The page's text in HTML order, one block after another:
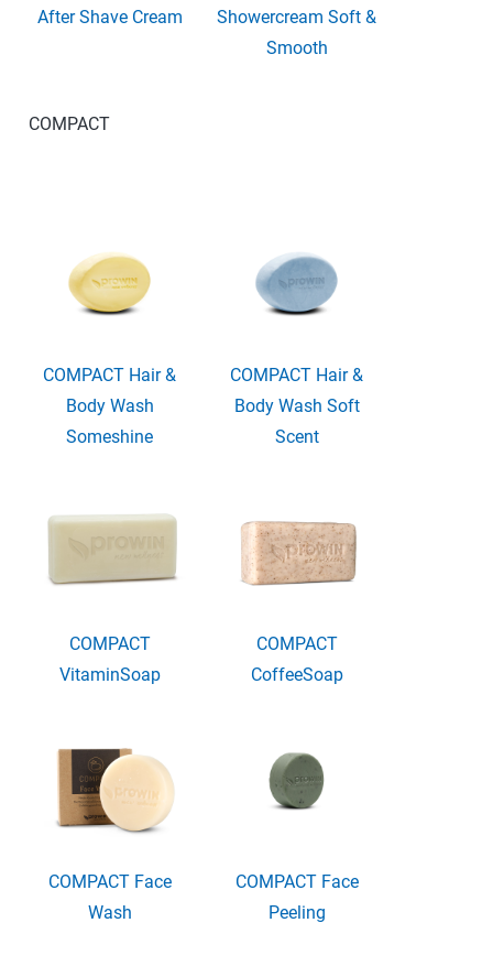
After Shave Cream
Showercream Soft &
Smooth
COMPACT
COMPACT Hair &
Body Wash
Someshine
COMPACT Hair &
Body Wash Soft
Scent
COMPACT
VitaminSoap
COMPACT
CoffeeSoap
COMPACT Face
Wash
COMPACT Face
Peeling